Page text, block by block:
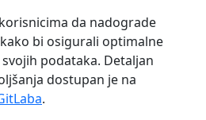
da nadograde
bi osigurali optimalne
podataka. Detaljan
dostupan je na
.